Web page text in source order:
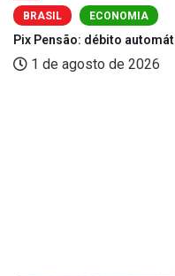
BRASIL ECONOMIA
Pix Pensão: débito
1 de agosto de 2026